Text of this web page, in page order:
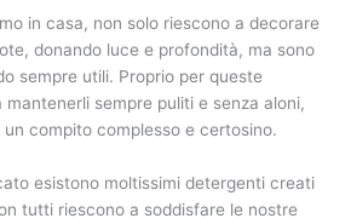
in casa, non solo riescono a decorare
donando luce e profondità, ma sono
sempre utili. Proprio per queste
sempre puliti e senza aloni,
compito complesso e certosino.
esistono moltissimi detergenti creati
tutti riescono a soddisfare le nostre